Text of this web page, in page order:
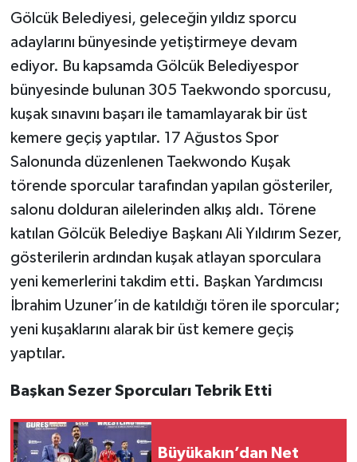
Gölcük Belediyesi, geleceğin yıldız sporcu
adaylarını bünyesinde yetiştirmeye devam
ediyor. Bu kapsamda Gölcük Belediyespor
bünyesinde bulunan 305 Taekwondo sporcusu,
kuşak sınavını başarı ile tamamlayarak bir üst
kemere geçiş yaptılar. 17 Ağustos Spor
Salonunda düzenlenen Taekwondo Kuşak
törende sporcular tarafından yapılan gösteriler,
salonu dolduran ailelerinden alkış aldı. Törene
katılan Gölcük Belediye Başkanı Ali Yıldırım Sezer,
gösterilerin ardından kuşak atlayan sporculara
yeni kemerlerini takdim etti. Başkan Yardımcısı
İbrahim Uzuner’in de katıldığı tören ile sporcular;
yeni kuşaklarını alarak bir üst kemere geçiş
yaptılar.
Başkan Sezer Sporcuları Tebrik Etti
Büyükakın’dan Net